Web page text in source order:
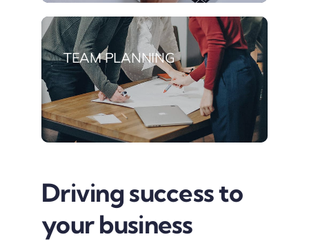
TEAM PLANNING
Driving success to
your business